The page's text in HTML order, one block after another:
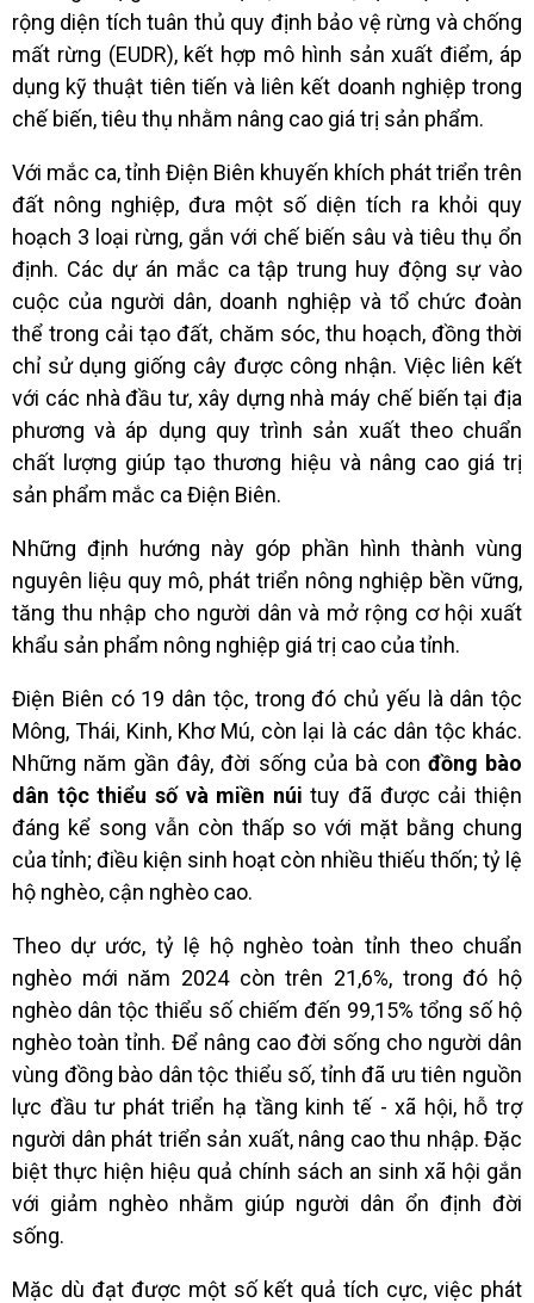
rộng diện tích tuân thủ quy định bảo vệ rừng và chống
mất rừng (EUDR), kết hợp mô hình sản xuất điểm, áp
dụng kỹ thuật tiên tiến và liên kết doanh nghiệp trong
chế biến, tiêu thụ nhằm nâng cao giá trị sản phẩm.
Với mắc ca, tỉnh Điện Biên khuyến khích phát triển trên
đất nông nghiệp, đưa một số diện tích ra khỏi quy
hoạch 3 loại rừng, gắn với chế biến sâu và tiêu thụ ổn
định. Các dự án mắc ca tập trung huy động sự vào
cuộc của người dân, doanh nghiệp và tổ chức đoàn
thể trong cải tạo đất, chăm sóc, thu hoạch, đồng thời
chỉ sử dụng giống cây được công nhận. Việc liên kết
với các nhà đầu tư, xây dựng nhà máy chế biến tại địa
phương và áp dụng quy trình sản xuất theo chuẩn
chất lượng giúp tạo thương hiệu và nâng cao giá trị
sản phẩm mắc ca Điện Biên.
Những định hướng này góp phần hình thành vùng
nguyên liệu quy mô, phát triển nông nghiệp bền vững,
tăng thu nhập cho người dân và mở rộng cơ hội xuất
khẩu sản phẩm nông nghiệp giá trị cao của tỉnh.
Điện Biên có 19 dân tộc, trong đó chủ yếu là dân tộc
Mông, Thái, Kinh, Khơ Mú, còn lại là các dân tộc khác.
Những năm gần đây, đời sống của bà con đồng bào
dân tộc thiểu số và miền núi tuy đã được cải thiện
đáng kể song vẫn còn thấp so với mặt bằng chung
của tỉnh; điều kiện sinh hoạt còn nhiều thiếu thốn; tỷ lệ
hộ nghèo, cận nghèo cao.
Theo dự ước, tỷ lệ hộ nghèo toàn tỉnh theo chuẩn
nghèo mới năm 2024 còn trên 21,6%, trong đó hộ
nghèo dân tộc thiểu số chiếm đến 99,15% tổng số hộ
nghèo toàn tỉnh. Để nâng cao đời sống cho người dân
vùng đồng bào dân tộc thiểu số, tỉnh đã ưu tiên nguồn
lực đầu tư phát triển hạ tầng kinh tế - xã hội, hỗ trợ
người dân phát triển sản xuất, nâng cao thu nhập. Đặc
biệt thực hiện hiệu quả chính sách an sinh xã hội gắn
với giảm nghèo nhằm giúp người dân ổn định đời
sống.
Mặc dù đạt được một số kết quả tích cực, việc phát